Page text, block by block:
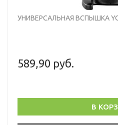
УНИВЕРСАЛЬНАЯ ВСПЫШКА
589,90 руб.
В